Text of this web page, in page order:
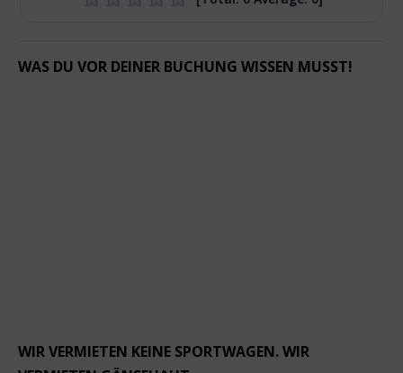
WAS DU VOR DEINER BUCHUNG WISSEN MUSST!
WIR VERMIETEN KEINE SPORTWAGEN. WIR